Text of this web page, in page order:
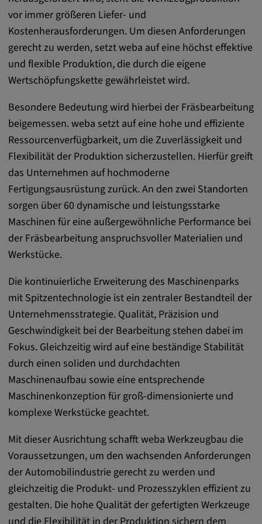
vor immer größeren Liefer- und
Kostenherausforderungen. Um diesen Anforderungen
gerecht zu werden, setzt weba auf eine höchst effektive
und flexible Produktion, die durch die eigene
Wertschöpfungskette gewährleistet wird.
Besondere Bedeutung wird hierbei der Fräsbearbeitung
beigemessen. weba setzt auf eine hohe und effiziente
Ressourcenverfügbarkeit, um die Zuverlässigkeit und
Flexibilität der Produktion sicherzustellen. Hierfür greift
das Unternehmen auf hochmoderne
Fertigungsausrüstung zurück. An den zwei Standorten
sorgen über 60 dynamische und leistungsstarke
Maschinen für eine außergewöhnliche Performance bei
der Fräsbearbeitung anspruchsvoller Materialien und
Werkstücke.
Die kontinuierliche Erweiterung des Maschinenparks
mit Spitzentechnologie ist ein zentraler Bestandteil der
Unternehmensstrategie. Qualität, Präzision und
Geschwindigkeit bei der Bearbeitung stehen dabei im
Fokus. Gleichzeitig wird auf eine beständige Stabilität
durch einen soliden und durchdachten
Maschinenaufbau sowie eine entsprechende
Maschinenkonzeption für groß-dimensionierte und
komplexe Werkstücke geachtet.
Mit dieser Ausrichtung schafft weba Werkzeugbau die
Voraussetzungen, um den wachsenden Anforderungen
der Automobilindustrie gerecht zu werden und
gleichzeitig die Produkt- und Prozesszyklen effizient zu
gestalten. Die hohe Qualität der gefertigten Werkzeuge
Anbieter:
google.com
Zweck:
Mit diesen Cookie werden die Präferenzen
Cookie Laufzeit:
3 Tage
Youtube
Name:
VISITOR_INFO1_LIVE, YSC, CONSENT,
yt.innertube::nextId, yt.innertube::requests,
yt-remote-cast-installed, yt-remote-
connected-devices, yt-remote-device-id, yt-
app, yt-remote-session-name, IDE,
LOGIN_INFO, PREF, LOGIN_INFO, PREF,
SEARCH_SAMESITE, OGPC, OTZ, NID,
1P_JAR, DSID, APISID, HSID, SSID, SID,
SAPISID, SIDCC, yt-player-headers-
readable,
ytidb::LAST_RESULT_ENTRY_KEY, yt-
player-lv, yt-player-bandaid-host, yt-player-
bandwidth
Anbieter:
Zweck:
VISITOR_INFO1_LIVE wird genutzt, um
Probleme mit dem Dienst zu erkennen und
zu beheben. YSC wird von YouTube
verwendet, um Nutzereingaben zu speichern
und sie den Aktionen eines Nutzers